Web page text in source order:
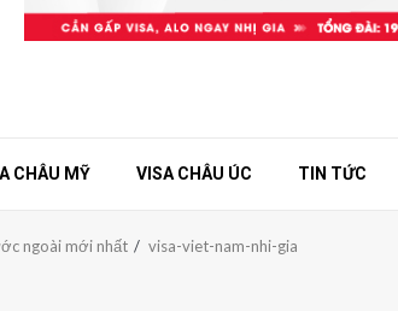
CHÂU MỸ VISA CHÂU ÚC TIN TỨC
ngoài mới nhất visa-viet-nam-nhi-gia